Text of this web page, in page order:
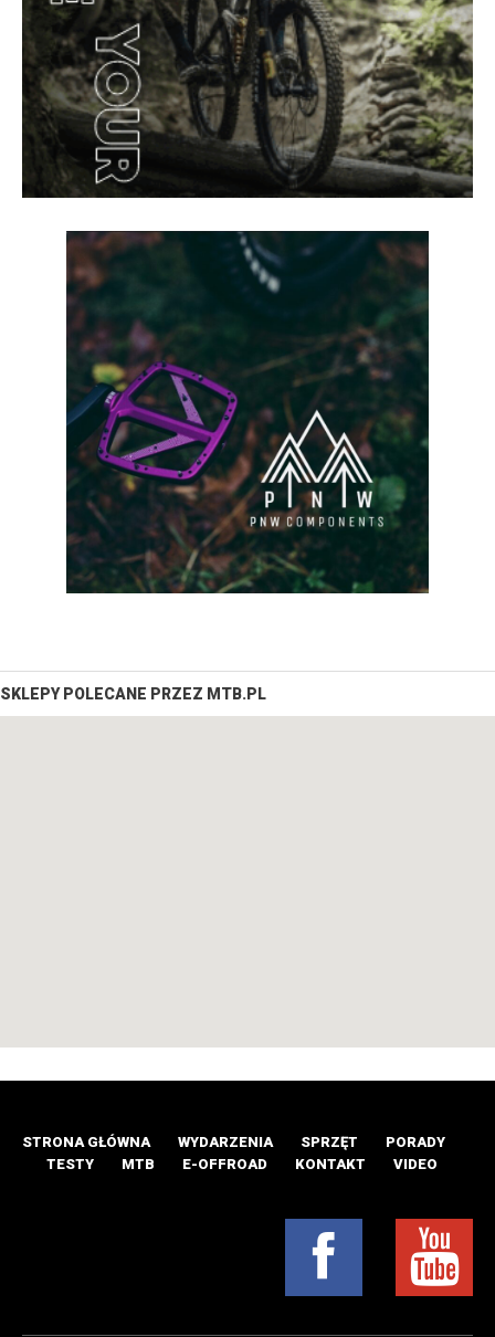
SKLEPY POLECANE PRZEZ MTB.PL
STRONA GŁÓWNA WYDARZENIA SPRZĘT
PORADY
TESTY
MTB E-OFFROAD KONTAKT VIDEO